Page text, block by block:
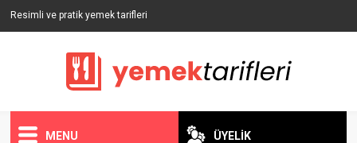
Resimli ve pratik yemek tarifleri
MENU ÜYELİK